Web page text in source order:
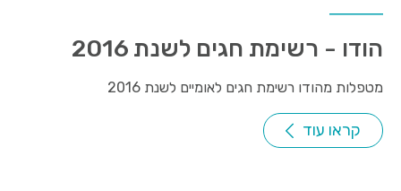
הודו - רשימת חגים לשנת 2016
מטפלות מהודו רשימת חגים לאומיים לשנת 2016
קראו עוד